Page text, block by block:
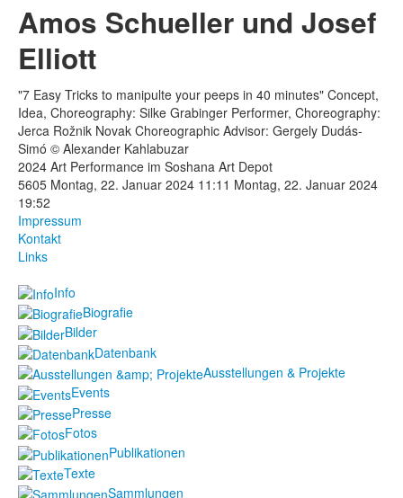
& Projekte
Presse
Fotos
Publikationen
Amos Schueller und Josef
Elliott
"7 Easy Tricks to manipulte your peeps in 40 minutes" Concept,
Idea, Choreography: Silke Grabinger Performer, Choreography:
Jerca Rožnik Novak Choreographic Advisor: Gergely Dudás-
Simó © Alexander Kahlabuzar
2024 Art Performance im Soshana Art Depot
5605 Montag, 22. Januar 2024 11:11 Montag, 22. Januar 2024
19:52
Impressum
Kontakt
Links
Info
Biografie
Bilder
Datenbank
Ausstellungen & Projekte
Events
Presse
Fotos
Publikationen
Texte
Sammlungen